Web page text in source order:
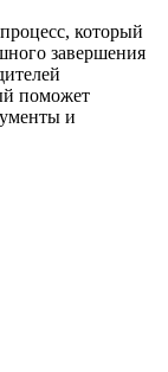
который
завершения
поможет
и